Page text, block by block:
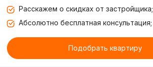
Расскажем о скидках от застройщика;
Абсолютно бесплатная консультация;
Подобрать квартиру